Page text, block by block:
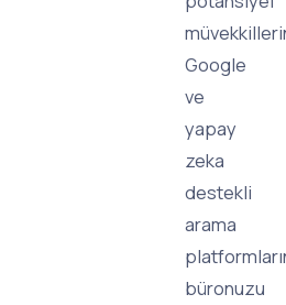
Google
ve
yapay
zeka
destekli
arama
büronuzu